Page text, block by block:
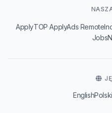
ApplyTOP·ApplyAds·
EnglishPolski